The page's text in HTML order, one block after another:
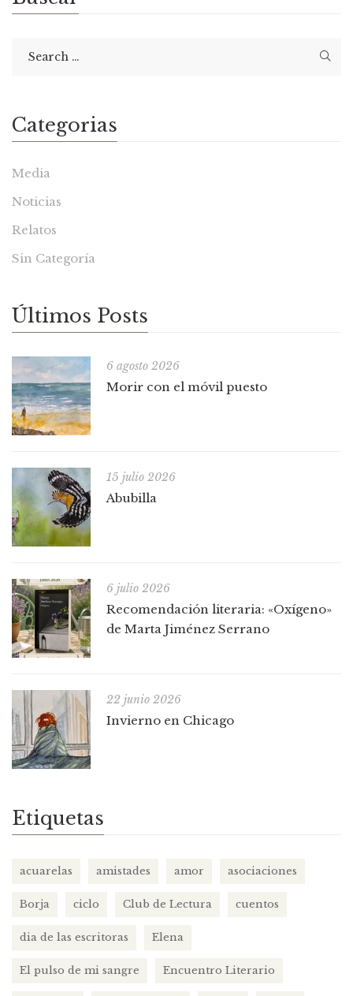
Categorias
Media
Noticias
Relatos
Sin Categoría
Últimos Posts
6 agosto 2026
Morir con el móvil puesto
15 julio 2026
Abubilla
6 julio 2026
Recomendación literaria: «Oxígeno»
de Marta Jiménez Serrano
22 junio 2026
Invierno en Chicago
Etiquetas
acuarelas amistades amor asociaciones
Borja ciclo Club de Lectura cuentos
dia de las escritoras Elena
El pulso de mi sangre Encuentro Literario